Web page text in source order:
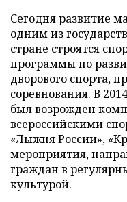
Сегодня развитие
одним из
стране строятся
программы по
дворового спорта,
соревнования. В
был возрожден
всероссийскими
«Лыжня России»,
мероприятия,
граждан в
культурой.